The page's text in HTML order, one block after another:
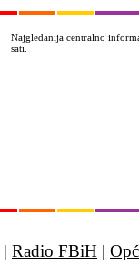
Najgledanija centralno
sati.
| Radio FBiH |